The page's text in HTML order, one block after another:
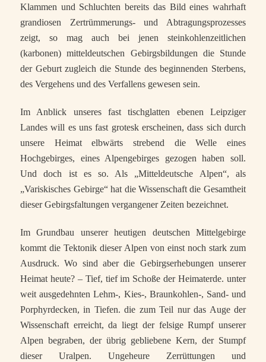
Klammen und Schluchten bereits das Bild eines wahrhaft
grandiosen Zertrümmerungs- und Abtragungsprozesses
zeigt, so mag auch bei jenen steinkohlenzeitlichen
(karbonen) mitteldeutschen Gebirgsbildungen die Stunde
der Geburt zugleich die Stunde des beginnenden Sterbens,
des Vergehens und des Verfallens gewesen sein.
Im Anblick unseres fast tischglatten ebenen Leipziger
Landes will es uns fast grotesk erscheinen, dass sich durch
unsere Heimat elbwärts strebend die Welle eines
Hochgebirges, eines Alpengebirges gezogen haben soll.
Und doch ist es so. Als „Mitteldeutsche Alpen“, als
„Variskisches Gebirge“ hat die Wissenschaft die Gesamtheit
dieser Gebirgsfaltungen vergangener Zeiten bezeichnet.
Im Grundbau unserer heutigen deutschen Mittelgebirge
kommt die Tektonik dieser Alpen von einst noch stark zum
Ausdruck. Wo sind aber die Gebirgserhebungen unserer
Heimat heute? – Tief, tief im Schoße der Heimaterde. unter
weit ausgedehnten Lehm-, Kies-, Braunkohlen-, Sand- und
Porphyrdecken, in Tiefen. die zum Teil nur das Auge der
Wissenschaft erreicht, da liegt der felsige Rumpf unserer
Alpen begraben, der übrig gebliebene Kern, der Stumpf
dieser Uralpen. Ungeheure Zerrüttungen und